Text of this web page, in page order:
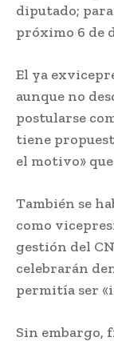
diputado;
próximo 6 de
El ya
aunque no
postularse
tiene
el motivo»
También se
como
gestión del
celebrarán
permitía ser
Sin embargo,